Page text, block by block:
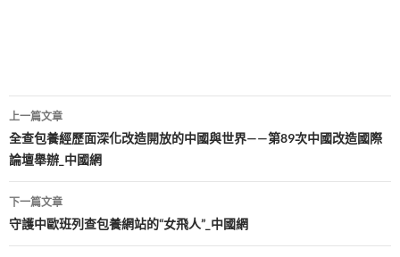
文
章
導
覽
上一篇文章
全查包養經歷面深化改造開放的中國與世界——第89次中國改造國際
論壇舉辦_中國網
下一篇文章
守護中歐班列查包養網站的“女飛人”_中國網